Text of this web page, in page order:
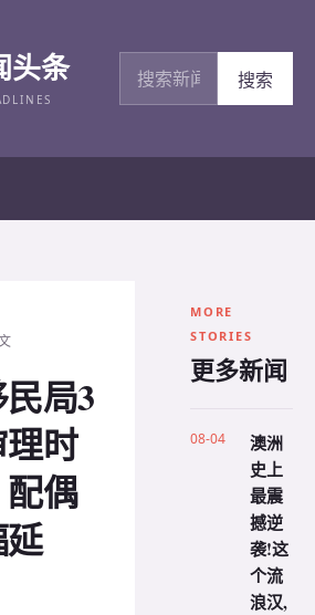
头条 搜索新闻
搜索
局3
时
偶
MORE
STORIES
更多新闻
08-04
澳洲
史上
最震
撼逆
袭!这
个流
浪汉,